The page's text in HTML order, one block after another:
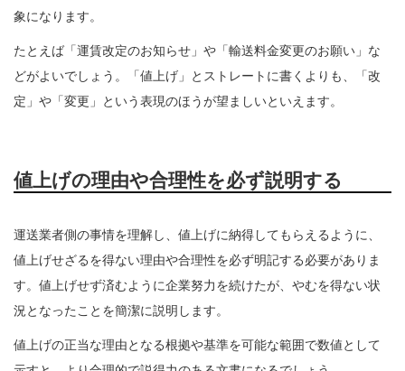
象になります。
たとえば「運賃改定のお知らせ」や「輸送料金変更のお願い」な
どがよいでしょう。「値上げ」とストレートに書くよりも、「改
定」や「変更」という表現のほうが望ましいといえます。
値上げの理由や合理性を必ず説明する
運送業者側の事情を理解し、値上げに納得してもらえるように、
値上げせざるを得ない理由や合理性を必ず明記する必要がありま
す。値上げせず済むように企業努力を続けたが、やむを得ない状
況となったことを簡潔に説明します。
値上げの正当な理由となる根拠や基準を可能な範囲で数値として